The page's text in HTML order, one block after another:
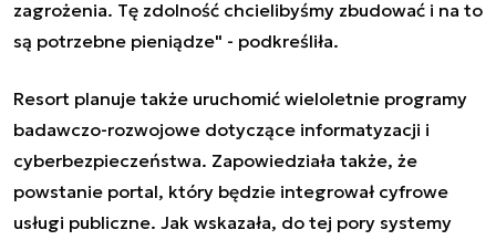
zagrożenia. Tę zdolność chcielibyśmy zbudować i na to
są potrzebne pieniądze" - podkreśliła.
Resort planuje także uruchomić wieloletnie programy
badawczo-rozwojowe dotyczące informatyzacji i
cyberbezpieczeństwa. Zapowiedziała także, że
powstanie portal, który będzie integrował cyfrowe
usługi publiczne. Jak wskazała, do tej pory systemy